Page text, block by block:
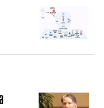
URBANE ED